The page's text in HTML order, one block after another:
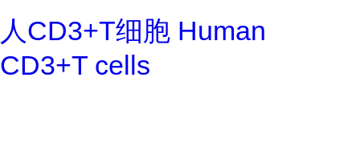
人CD3+T细胞 Human
CD3+T cells